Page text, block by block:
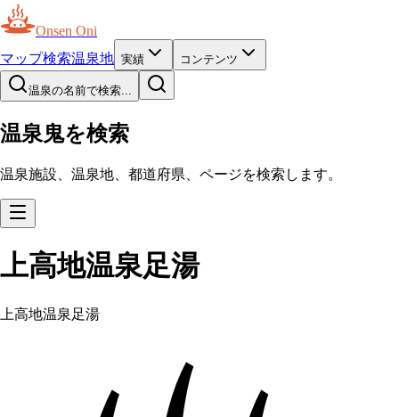
Onsen Oni
マップ検索温泉地 実績 コンテンツ
温泉の名前で検索...
温泉鬼を検索
温泉施設、温泉地、都道府県、ページを検索します。
上高地温泉足湯
上高地温泉足湯